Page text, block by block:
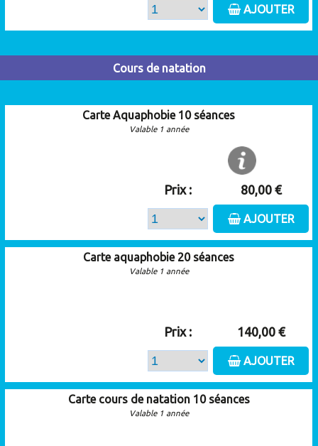
AJOUTER
Cours de natation
Carte Aquaphobie 10 séances
Valable 1 année
Prix : 80,00 €
AJOUTER
Carte aquaphobie 20 séances
Valable 1 année
Prix : 140,00 €
AJOUTER
Carte cours de natation 10 séances
Valable 1 année